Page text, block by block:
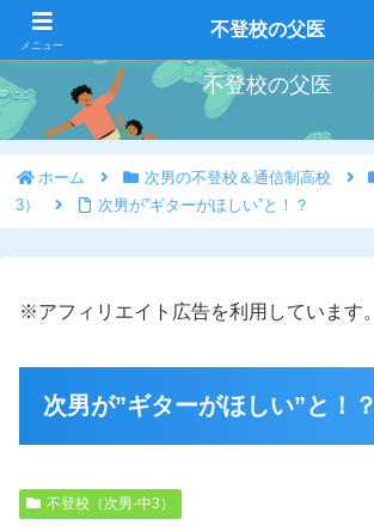
好きな事を好きな時にやろう
不登校の父医
ホーム 次男の不登校＆通信制高校
3）
次男が”ギターがほしい”と！？
※アフィリエイト広告を利用しています。
次男が”ギターがほしい”と！？
不登校（次男-中3）
メニュー
不登校の父医